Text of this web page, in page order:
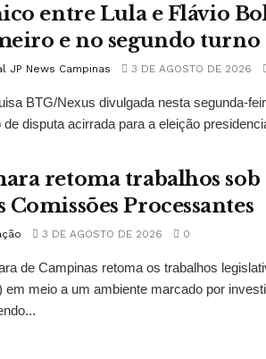
entre Lula e Flávio
e no segundo turno
JP News Campinas 3 DE AGOSTO DE 2026
BTG/Nexus divulgada nesta segunda-
de disputa acirrada para a eleição
retoma trabalhos sob
Comissões Processantes
3 DE AGOSTO DE 2026 0
de Campinas retoma os trabalhos
em meio a um ambiente marcado por